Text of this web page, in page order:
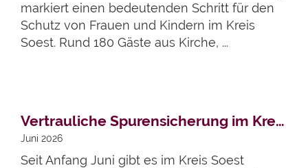
markiert einen bedeutenden Schritt für den
Schutz von Frauen und Kindern im Kreis
Soest. Rund 180 Gäste aus Kirche, ...
Artikel lesen Vertrauliche Spurensicherung im Kreis Soest gestartet
Juni 2026
Seit Anfang Juni gibt es im Kreis Soest